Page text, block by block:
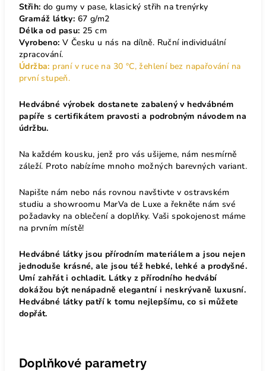
Střih: do gumy v pase, klasický střih na trenýrky
Gramáž látky: 67 g/m2
Délka od pasu: 25 cm
Vyrobeno: V Česku u nás na dílně. Ruční individuální
zpracování.
Údržba: praní v ruce na 30 °C, žehlení bez napařování na
první stupeň.
Hedvábné výrobek dostanete zabalený v hedvábném
papíře s certifikátem pravosti a podrobným návodem na
údržbu.
Na každém kousku, jenž pro vás ušijeme, nám nesmírně
záleží. Proto nabízíme mnoho možných barevných variant.
Napište nám nebo nás rovnou navštivte v ostravském
studiu a showroomu MarVa de Luxe a řekněte nám své
požadavky na oblečení a doplňky. Vaši spokojenost máme
na prvním místě!
Hedvábné látky jsou přírodním materiálem a jsou nejen
jednoduše krásné, ale jsou též hebké, lehké a prodyšné.
Umí zahřát i ochladit. Látky z přírodního hedvábí
dokážou být nenápadně elegantní i neskrývaně luxusní.
Hedvábné látky patří k tomu nejlepšímu, co si můžete
dopřát.
Doplňkové parametry